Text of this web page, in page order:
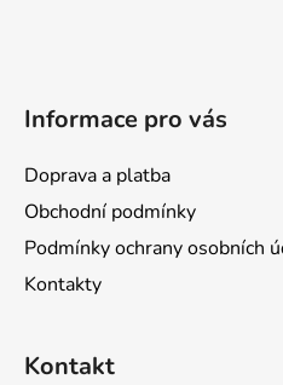
Informace pro vás
Doprava a platba
Obchodní podmínky
Podmínky ochrany osobních
Kontakty
Kontakt